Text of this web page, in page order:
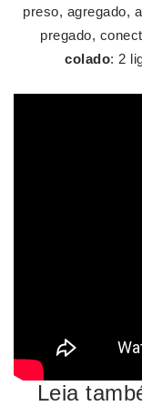
preso, agregado,
pregado,
colado: 2
Leia